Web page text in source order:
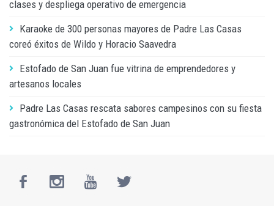
clases y despliega operativo de emergencia
Karaoke de 300 personas mayores de Padre Las Casas
coreó éxitos de Wildo y Horacio Saavedra
Estofado de San Juan fue vitrina de emprendedores y
artesanos locales
Padre Las Casas rescata sabores campesinos con su fiesta
gastronómica del Estofado de San Juan